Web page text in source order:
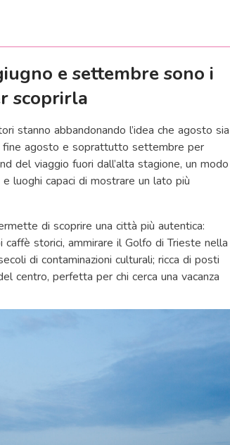
e settembre sono i
scoprirla
stanno abbandonando l’idea che agosto sia
fine agosto e soprattutto settembre per
del viaggio fuori dall’alta stagione, un modo
luoghi capaci di mostrare un lato più
di scoprire una città più autentica:
storici, ammirare il Golfo di Trieste nella
di contaminazioni culturali; ricca di posti
centro, perfetta per chi cerca una vacanza